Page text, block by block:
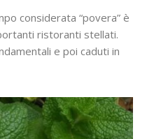
considerata “povera” è
ristoranti stellati.
e poi caduti in